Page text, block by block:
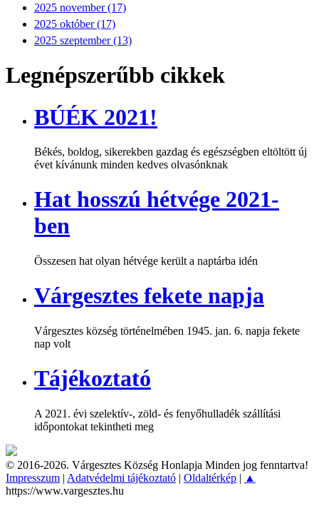
2025 november (17)
2025 október (17)
2025 szeptember (13)
Legnépszerűbb cikkek
BÚÉK 2021!
Békés, boldog, sikerekben gazdag és egészségben eltöltött új
évet kívánunk minden kedves olvasónknak
Hat hosszú hétvége 2021-
ben
Összesen hat olyan hétvége került a naptárba idén
Várgesztes fekete napja
Várgesztes község történelmében 1945. jan. 6. napja fekete
nap volt
Tájékoztató
A 2021. évi szelektív-, zöld- és fenyőhulladék szállítási
időpontokat tekintheti meg
© 2016-2026. Várgesztes Község Honlapja Minden jog fenntartva!
Impresszum | Adatvédelmi tájékoztató | Oldaltérkép | ▲
https://www.vargesztes.hu